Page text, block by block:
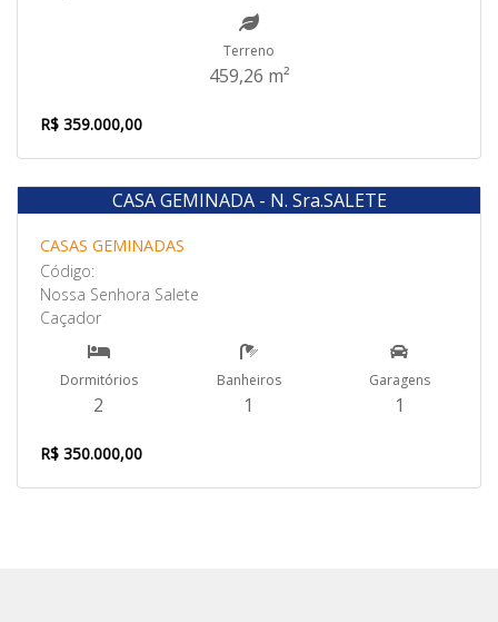
Terreno
459,26 m²
R$ 359.000,00
Venda
CASA GEMINADA - N. Sra.SALETE
CASAS GEMINADAS
Código:
Nossa Senhora Salete
Caçador
Dormitórios
2
Banheiros
1
Garagens
1
R$ 350.000,00